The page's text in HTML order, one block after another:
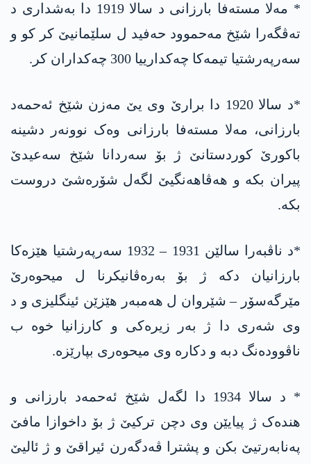
* مەلا مستەفا بارزانی د سالا 1919 دا بەشداری د
تەڤگەرا شێخ مەحموود حەفید ل سلێمانیێ کر کو و
سەرپەرشتیا تیمەکا چەکدارییا 300 چەکداران کر.
*د سالا 1920 دا برارێ وی یێ مەزن شێخ ئەحمەد
بارزانی، مەلا مستەفا بارزانی وەک نوونەر دشینە
باکورێ کوردستانێ ژ بۆ سەردانا شێخ سەعیدێ
پیران بکە و ھەڤاھەنگیێ لگەل شۆرەشێ دروست
بکە.
*د ناڤبەرا سالێن 1931 – 1932 سەرپەرشتیا ھێزەکا
بارزانیان دکە ژ بۆ بەرەڤانیکرنا ل میحوەرێ
مێرگەسۆر – شێروان ل ھەمبەر ھێزێن ئینگلیزی و د
وی شەری دا ژ بەر زیرەکی و کارزانیا خوە ب
ناڤوودەنگ دبە و دکارە وی میحوەری بپارێزە.
* د سالا 1934 دا لگەل شێخ ئەحمەد بارزانی و
ھندەک ژ پیایێن وی دچن ترکیێ ژ بۆ داخوازا مافێ
پەنابەرتیێ بکن و پشترا ڤەدگەرن ئیراقێ و ژ ئالیێ